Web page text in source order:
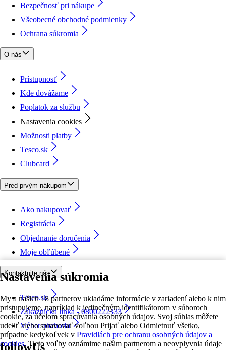
Nastavenia súkromia
My a našich 18 partnerov ukladáme informácie v zariadení alebo k nim
pristupujeme, napríklad k jedinečným identifikátorom v súboroch
cookie, za účelom spracúvania osobných údajov. Svoj súhlas môžete
udeliť alebo spravovať voľbou Prijať alebo Odmietnuť všetko,
prípadne kedykoľvek v Pravidlách pre ochranu osobných údajov a
cookies. Tieto voľby oznámime našim partnerom a neovplyvnia údaje
Bezpečnosť pri nákupe
Všeobecné obchodné podmienky
Ochrana súkromia
O nás
Prístupnosť
Kde dovážame
Poplatok za službu
Nastavenia cookies
Možnosti platby
Tesco.sk
Clubcard
Pred prvým nákupom
Ako nakupovať
Registrácia
Objednanie doručenia
Moje obľúbené
Kontaktujte nás
Tesco.sk
Zákaznícka linka - 0800222333
Výber obchodu
followUs